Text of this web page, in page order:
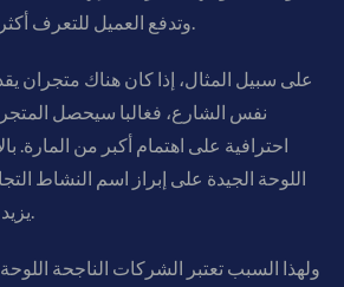
وتدفع العميل للتعرف أكثر على النشاط التجاري.
على سبيل المثال، إذا كان هناك متجران
نفس الشارع، فغالبا سيحصل المتجر
احترافية على اهتمام أكبر من المارة.
اللوحة الجيدة على إبراز اسم النشاط
يزيد من فرص تذكره لاحقا.
ولهذا السبب تعتبر الشركات الناجحة